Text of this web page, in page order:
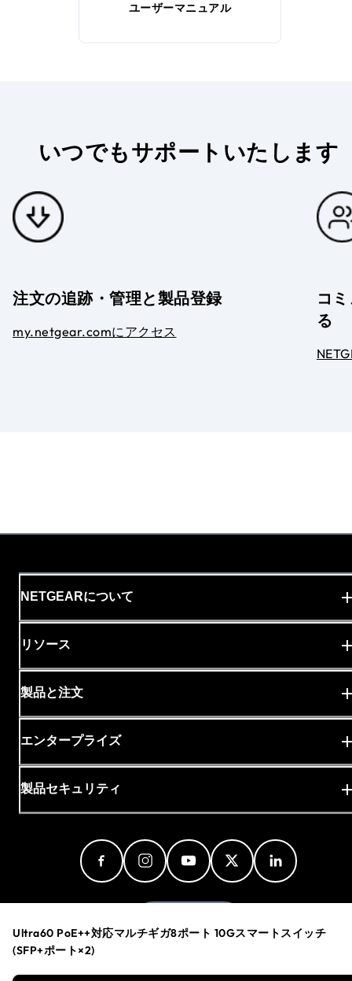
ユーザーマニュアル
いつでもサポートいたします
注文の追跡・管理と製品登録
my.netgear.comにアクセス
コ
る
Ultra60 PoE++対応マルチギガ8ポート 10Gスマートスイッチ
(SFP+ポート×2)
NETGEARについて
リソース
製品と注文
エンタープライズ
製品セキュリティ
Japan (日本語)